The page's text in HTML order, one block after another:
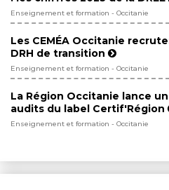
Enseignement et formation - Occitanie
Les CEMÉA Occitanie
DRH de transition
Enseignement et formation - Occitanie
La Région Occitanie lance
audits du label Certif'Région
Enseignement et formation - Occitanie